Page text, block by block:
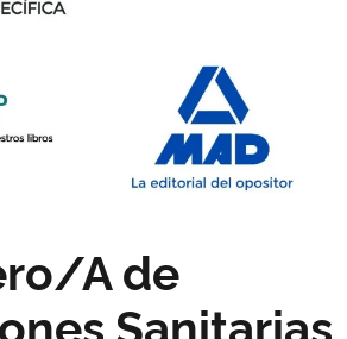
A de
Sanitarias